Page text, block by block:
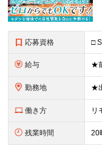
応募資格
給与
勤務地
働き方 リ
残業時間 20